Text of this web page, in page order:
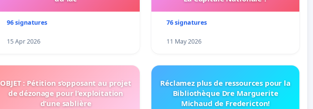
96 signatures
15 Apr 2026
76 signatures
11 May 2026
OBJET : Pétition s’opposant au projet
de dézonage pour l’exploitation
d’une sablière
Réclamez plus de ressources pour la
Bibliothèque Dre Marguerite
Michaud de Fredericton!